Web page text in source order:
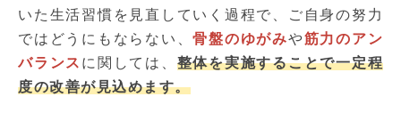
いた生活習慣を見直していく過程で、ご自身の努力
ではどうにもならない、骨盤のゆがみや筋力のアン
バランス に関しては、 整体を実施することで一定程
度の改善が見込めます。